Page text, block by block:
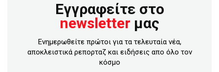
Εγγραφείτε στο
newsletter μας
Ενημερωθείτε πρώτοι για τα τελευταία νέα,
αποκλειστικά ρεπορταζ και ειδήσεις απο όλο τον
κόσμο